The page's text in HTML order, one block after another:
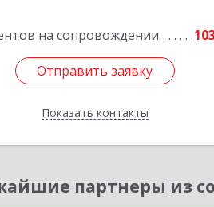
на сопровождении
Отправить заявку
Показать контакты
Отправить заявку
Назад
партнеры из